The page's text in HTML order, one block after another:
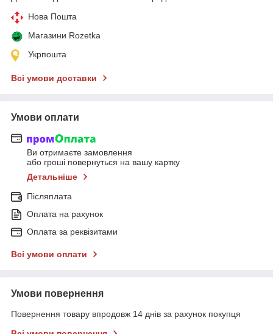
Нова Пошта
Магазини Rozetka
Укрпошта
Всі умови доставки
Умови оплати
Ви отримаєте замовлення
або гроші повернуться на вашу картку
Детальніше
Післяплата
Оплата на рахунок
Оплата за реквізитами
Всі умови оплати
Умови повернення
Повернення товару впродовж 14 днів за рахунок покупця